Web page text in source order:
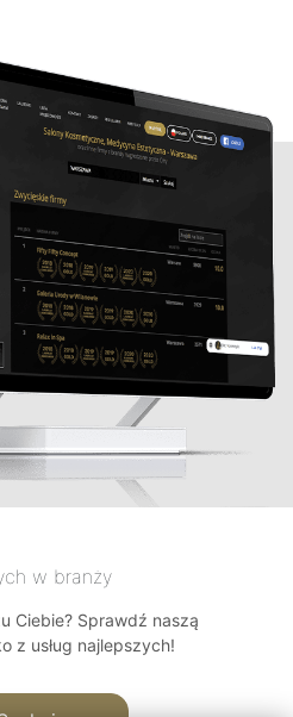
w branży
Ciebie? Sprawdź naszą
z usług najlepszych!